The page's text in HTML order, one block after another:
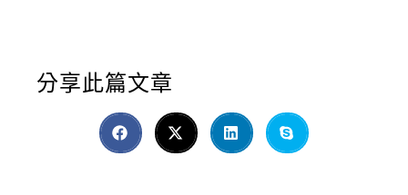
分享此篇文章